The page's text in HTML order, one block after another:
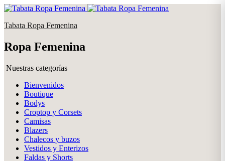
Tabata Ropa Femenina
Ropa Femenina
Nuestras categorías
Bienvenidos
Boutique
Bodys
Croptop y Corsets
Camisas
Blazers
Chalecos y buzos
Vestidos y Enterizos
Faldas y Shorts